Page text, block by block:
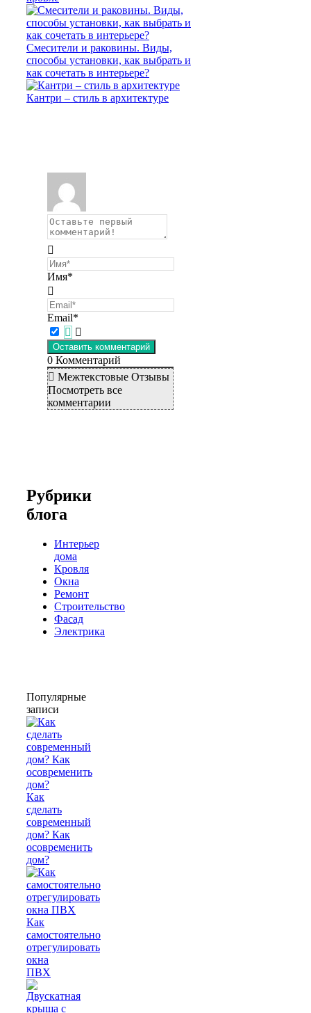
Смесители и раковины. Виды,
способы установки, как выбрать и
как сочетать в интерьере?
Кантри – стиль в архитектуре
Имя*
Email*
0 Комментарий
Межтекстовые Отзывы
Посмотреть все
комментарии
Рубрики
блога
Интерьер
дома
Кровля
Окна
Ремонт
Строительство
Фасад
Электрика
Популярные
записи
Как
сделать
современный
дом? Как
осовременить
дом?
Как
самостоятельно
отрегулировать
окна
ПВХ